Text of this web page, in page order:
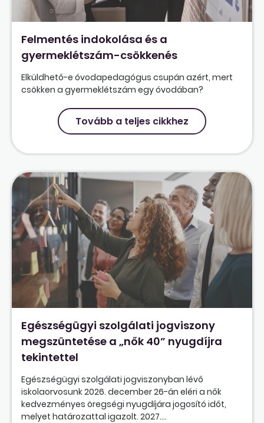
Felmentés indokolása és a
gyermeklétszám-csökkenés
Elküldhető-e óvodapedagógus csupán azért, mert
csökken a gyermeklétszám egy óvodában?
Tovább a teljes cikkhez
Egészségügyi szolgálati jogviszony
megszüntetése a „nők 40” nyugdíjra
tekintettel
Egészségügyi szolgálati jogviszonyban lévő
iskolaorvosunk 2026. december 26-án eléri a nők
kedvezményes öregségi nyugdíjára jogosító időt,
melyet határozattal igazolt. 2027....